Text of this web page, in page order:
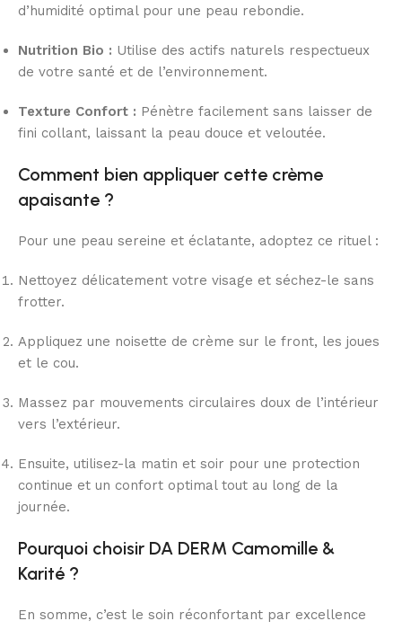
d’humidité optimal pour une peau rebondie.
Nutrition Bio : Utilise des actifs naturels respectueux
de votre santé et de l’environnement.
Texture Confort : Pénètre facilement sans laisser de
fini collant, laissant la peau douce et veloutée.
Comment bien appliquer cette crème
apaisante ?
Pour une peau sereine et éclatante, adoptez ce rituel :
Nettoyez délicatement votre visage et séchez-le sans
frotter.
Appliquez une noisette de crème sur le front, les joues
et le cou.
Massez par mouvements circulaires doux de l’intérieur
vers l’extérieur.
Ensuite, utilisez-la matin et soir pour une protection
continue et un confort optimal tout au long de la
journée.
Pourquoi choisir DA DERM Camomille &
Karité ?
En somme, c’est le soin réconfortant par excellence